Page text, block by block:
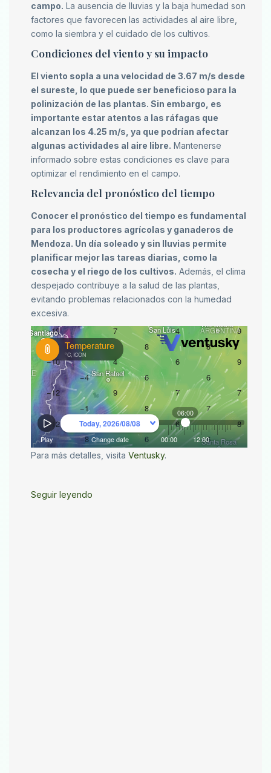
campo. La ausencia de lluvias y la baja humedad son
factores que favorecen las actividades al aire libre,
como la siembra y el cuidado de los cultivos.
Condiciones del viento y su impacto
El viento sopla a una velocidad de 3.67 m/s desde
el sureste, lo que puede ser beneficioso para la
polinización de las plantas. Sin embargo, es
importante estar atentos a las ráfagas que
alcanzan los 4.25 m/s, ya que podrían afectar
algunas actividades al aire libre. Mantenerse
informado sobre estas condiciones es clave para
optimizar el rendimiento en el campo.
Relevancia del pronóstico del tiempo
Conocer el pronóstico del tiempo es fundamental
para los productores agrícolas y ganaderos de
Mendoza. Un día soleado y sin lluvias permite
planificar mejor las tareas diarias, como la
cosecha y el riego de los cultivos. Además, el clima
despejado contribuye a la salud de las plantas,
evitando problemas relacionados con la humedad
excesiva.
Para más detalles, visita Ventusky.
Seguir leyendo